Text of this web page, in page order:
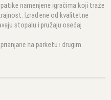
namenjene igračima koji traže
Izrađene od kvalitetne
stopalu i pružaju osećaj
na parketu i drugim